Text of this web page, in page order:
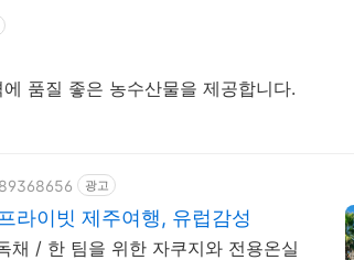
품질 좋은 농수산물을 제공합니다.
광고
라이빗 제주여행, 유럽감성
채 / 한 팀을 위한 자쿠지와 전용온실